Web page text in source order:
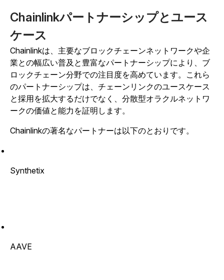
Chainlinkパートナーシップとユース
ケース
Chainlinkは、主要なブロックチェーンネットワークや企
業との幅広い普及と豊富なパートナーシップにより、ブ
ロックチェーン分野での注目度を高めています。これら
のパートナーシップは、チェーンリンクのユースケース
と採用を拡大するだけでなく、分散型オラクルネットワ
ークの価値と能力を証明します。
Chainlinkの著名なパートナーは以下のとおりです。
Synthetix
AAVE